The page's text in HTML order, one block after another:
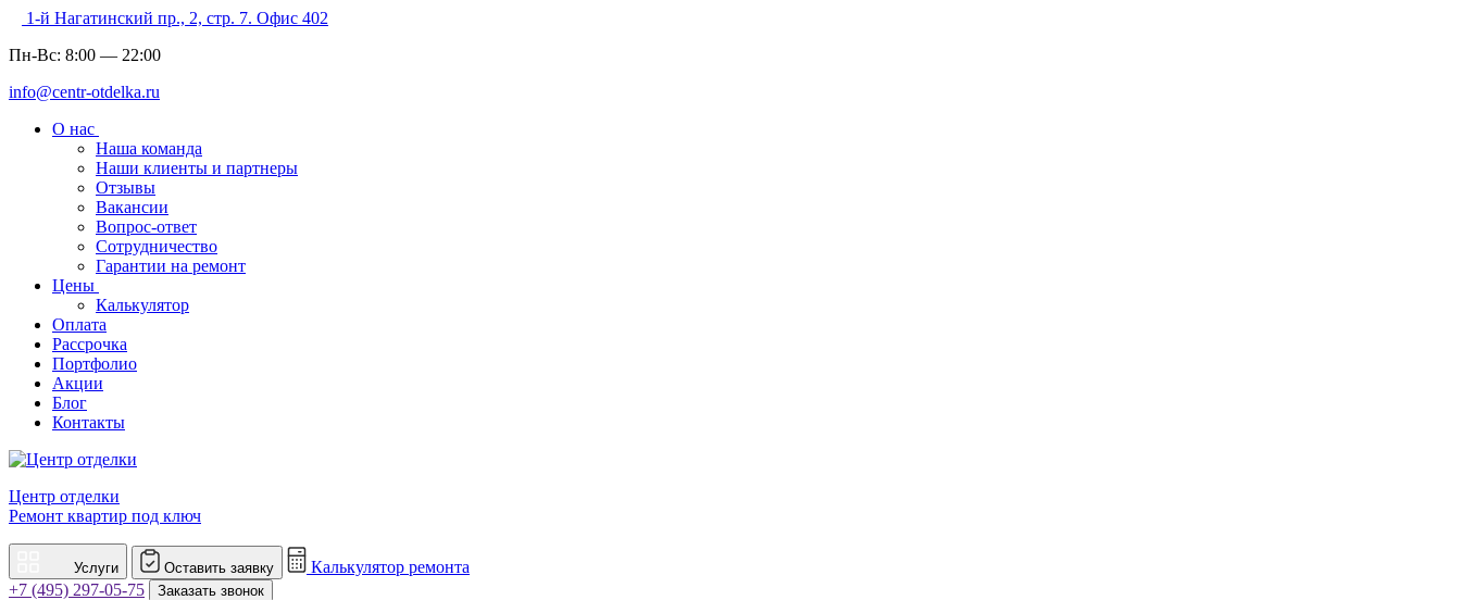
1-й Нагатинский пр., 2, стр. 7. Офис 402
Пн-Вс: 8:00 — 22:00
info@centr-otdelka.ru
О нас
Наша команда
Наши клиенты и партнеры
Отзывы
Вакансии
Вопрос-ответ
Сотрудничество
Гарантии на ремонт
Цены
Калькулятор
Оплата
Рассрочка
Портфолио
Акции
Блог
Контакты
Центр отделки
Ремонт квартир под ключ
Услуги Оставить заявку
Калькулятор ремонта
+7 (495) 297-05-75
Заказать звонок